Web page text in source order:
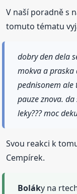
V naší poradně s
tomuto tématu
dobry den dela
mokva a praska
pednisonem ale
pauze znova.
leky??? moc
Svou reakci k
Cempírek.
Boláky na